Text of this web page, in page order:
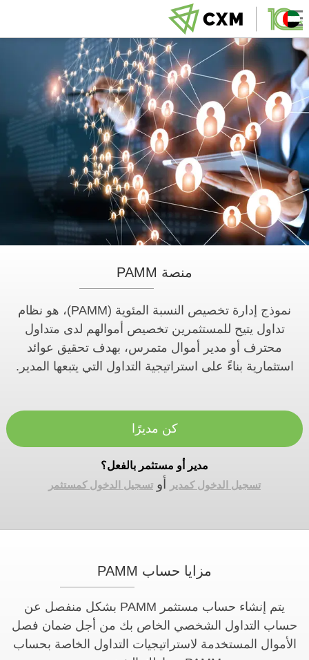
منصة PAMM
نموذج إدارة تخصيص النسبة المئوية (PAMM)، هو نظام
تداول يتيح للمستثمرين تخصيص أموالهم لدى متداول
محترف أو مدير أموال متمرس، بهدف تحقيق عوائد
استثمارية بناءً على استراتيجية التداول التي يتبعها المدير.
كن مديرًا
مدير أو مستثمر بالفعل؟
تسجيل الدخول كمدير
أو تسجيل الدخول كمستثمر
مزايا حساب PAMM
يتم إنشاء حساب مستثمر PAMM بشكل منفصل عن
حساب التداول الشخصي الخاص بك من أجل ضمان فصل
الأموال المستخدمة لاستراتيجيات التداول الخاصة بحساب